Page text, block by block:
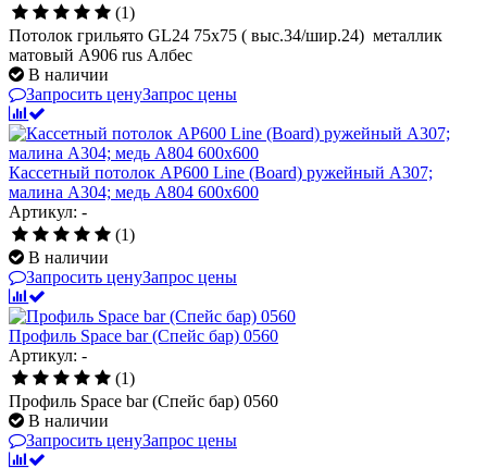
(1)
Потолок грильято GL24 75х75 ( выс.34/шир.24) металлик
матовый А906 rus Албес
В наличии
Запросить ценуЗапрос цены
Кассетный потолок AP600 Line (Board) ружейный А307;
малина А304; медь А804 600x600
Артикул: -
(1)
В наличии
Запросить ценуЗапрос цены
Профиль Space bar (Спейс бар) 0560
Артикул: -
(1)
Профиль Space bar (Спейс бар) 0560
В наличии
Запросить ценуЗапрос цены